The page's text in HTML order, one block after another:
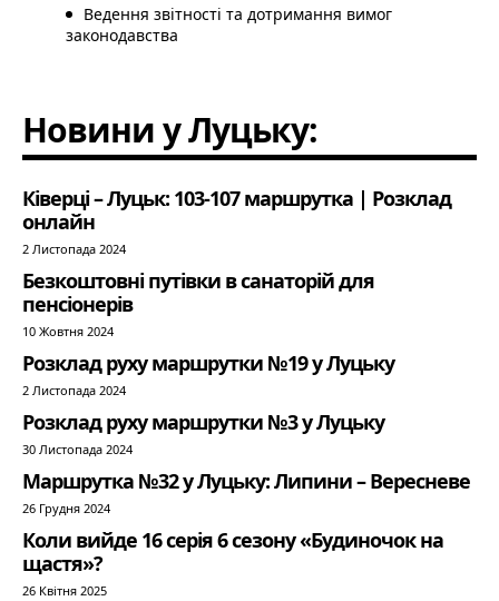
Ведення звітності та дотримання вимог
законодавства
Новини у Луцьку:
Ківерці – Луцьк: 103-107 маршрутка | Розклад
онлайн
2 Листопада 2024
Безкоштовні путівки в санаторій для
пенсіонерів
10 Жовтня 2024
Розклад руху маршрутки №19 у Луцьку
2 Листопада 2024
Розклад руху маршрутки №3 у Луцьку
30 Листопада 2024
Маршрутка №32 у Луцьку: Липини – Вересневе
26 Грудня 2024
Коли вийде 16 серія 6 сезону «Будиночок на
щастя»?
26 Квітня 2025